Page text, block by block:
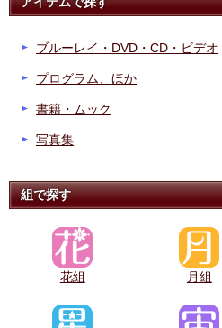
ブルーレイ・DVD・CD・ビデオ
プログラム、ほか
書籍・ムック
写真集
組で探す
花組 月組